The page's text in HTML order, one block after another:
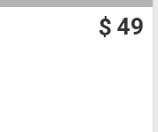
$ 49